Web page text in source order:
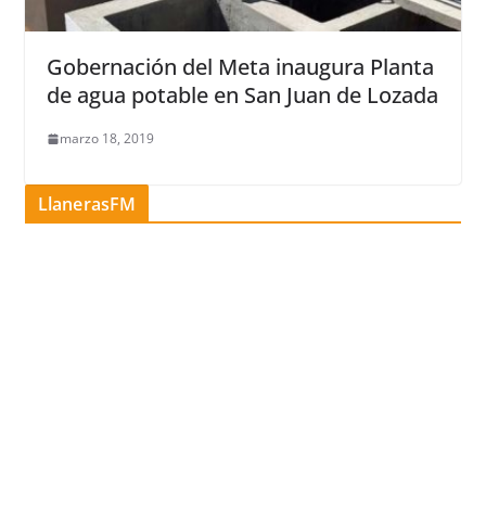
Gobernación del Meta inaugura Planta
de agua potable en San Juan de Lozada
marzo 18, 2019
LlanerasFM